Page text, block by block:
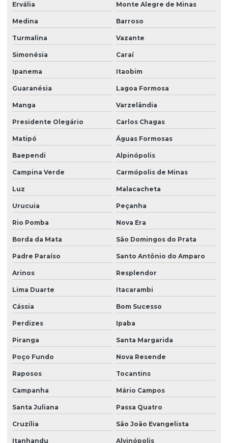
Ervália Monte Alegre de Minas
Medina Barroso
Turmalina Vazante
Simonésia Caraí
Ipanema Itaobim
Guaranésia Lagoa Formosa
Manga Varzelândia
Presidente Olegário Carlos Chagas
Matipó Águas Formosas
Baependi Alpinópolis
Campina Verde Carmópolis de Minas
Luz Malacacheta
Urucuia Peçanha
Rio Pomba Nova Era
Borda da Mata São Domingos do Prata
Padre Paraíso Santo Antônio do Amparo
Arinos Resplendor
Lima Duarte Itacarambi
Cássia Bom Sucesso
Perdizes Ipaba
Piranga Santa Margarida
Poço Fundo Nova Resende
Raposos Tocantins
Campanha Mário Campos
Santa Juliana Passa Quatro
Cruzília São João Evangelista
Itanhandu Alvinópolis